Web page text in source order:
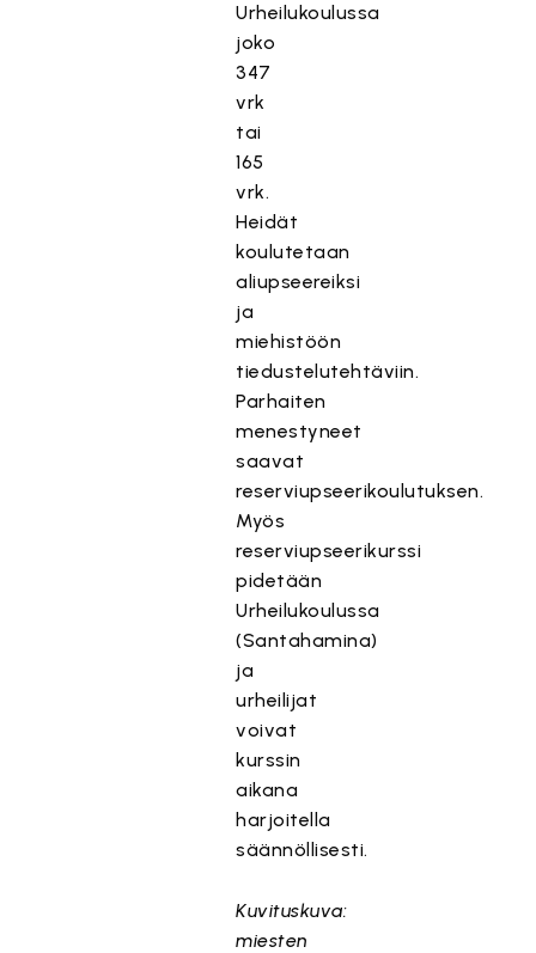
Urheilukoulussa
joko
347
vrk
tai
165
vrk.
Heidät
koulutetaan
aliupseereiksi
ja
miehistöön
tiedustelutehtäviin.
Parhaiten
menestyneet
saavat
reserviupseerikoulutuksen.
Myös
reserviupseerikurssi
pidetään
Urheilukoulussa
(Santahamina)
ja
urheilijat
voivat
kurssin
aikana
harjoitella
säännöllisesti.
Kuvituskuva:
miesten